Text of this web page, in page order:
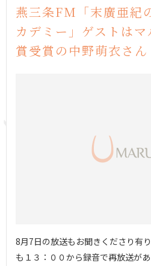
燕三条FM「末廣亜紀
カデミー」ゲストは
賞受賞の中野萌衣さん
8月7日の放送もお聞きくださり有
も１３：００から録音で再放送が